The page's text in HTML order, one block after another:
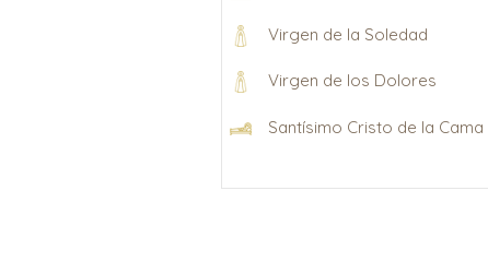
Virgen de la Soledad
Virgen de los Dolores
Santísimo Cristo de la Cama